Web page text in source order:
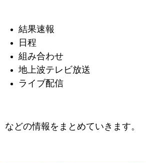
結果速報
日程
組み合わせ
地上波テレビ放送
ライブ配信
などの情報をまとめていきます。